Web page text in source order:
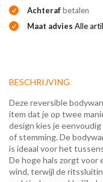
Achterafbetalen
Maat advies Alle
BESCHRIJVING
Deze reversible
item dat je op twee
design kies je
of stemming. De
is ideaal voor het
De hoge hals zorgt voor
wind, terwijl de